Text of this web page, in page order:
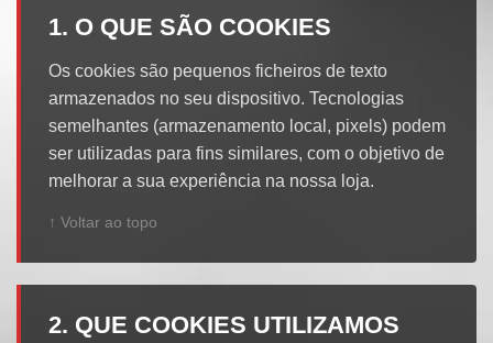
1. O QUE SÃO COOKIES
Os cookies são pequenos ficheiros de texto
armazenados no seu dispositivo. Tecnologias
semelhantes (armazenamento local, pixels) podem
ser utilizadas para fins similares, com o objetivo de
melhorar a sua experiência na nossa loja.
↑ Voltar ao topo
2. QUE COOKIES UTILIZAMOS